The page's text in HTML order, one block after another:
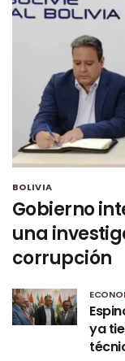
BOLIVIA
Gobierno
una
corrupción
ya